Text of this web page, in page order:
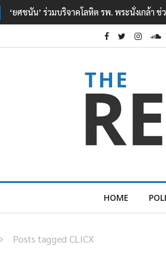
รินทร์ นนทบุรีตร. อยู่ระหว่างสอบสวนแรงจูงใจ
เหตุเครียดเรื่องเรียน
HOME
Posts tagged CLICX